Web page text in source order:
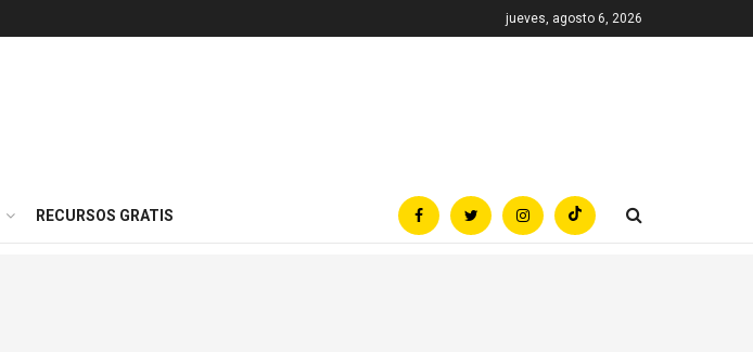
jueves, agosto 6, 2026
RECURSOS GRATIS